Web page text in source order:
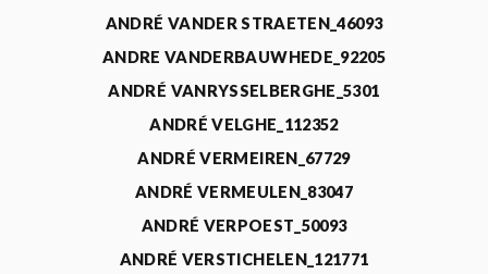
ANDRÉ VANDER STRAETEN_46093
ANDRE VANDERBAUWHEDE_92205
ANDRÉ VANRYSSELBERGHE_5301
ANDRÉ VELGHE_112352
ANDRÉ VERMEIREN_67729
ANDRÉ VERMEULEN_83047
ANDRÉ VERPOEST_50093
ANDRÉ VERSTICHELEN_121771